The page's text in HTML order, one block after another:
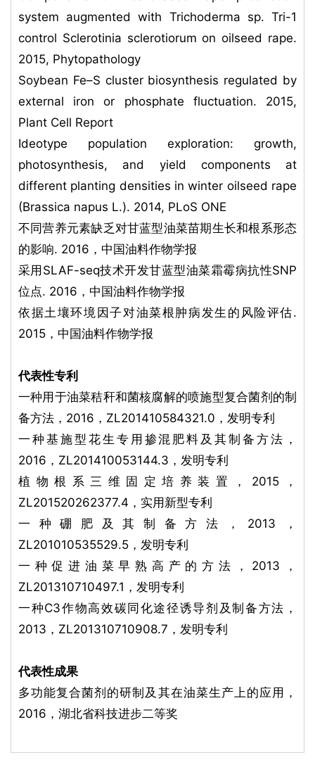
system augmented with Trichoderma sp. Tri-1
control Sclerotinia sclerotiorum on oilseed rape.
2015, Phytopathology
Soybean Fe–S cluster biosynthesis regulated by
external iron or phosphate fluctuation. 2015,
Plant Cell Report
Ideotype population exploration: growth,
photosynthesis, and yield components at
different planting densities in winter oilseed rape
(Brassica napus L.). 2014, PLoS ONE
不同营养元素缺乏对甘蓝型油菜苗期生长和根系形态
的影响. 2016，中国油料作物学报
采用SLAF-seq技术开发甘蓝型油菜霜霉病抗性SNP
位点. 2016，中国油料作物学报
依据土壤环境因子对油菜根肿病发生的风险评估.
2015，中国油料作物学报
代表性专利
一种用于油菜秸秆和菌核腐解的喷施型复合菌剂的制
备方法，2016，ZL201410584321.0，发明专利
一种基施型花生专用掺混肥料及其制备方法，
2016，ZL201410053144.3，发明专利
植物根系三维固定培养装置，2015，
ZL201520262377.4，实用新型专利
一种硼肥及其制备方法，2013，
ZL201010535529.5，发明专利
一种促进油菜早熟高产的方法，2013，
ZL201310710497.1，发明专利
一种C3作物高效碳同化途径诱导剂及制备方法，
2013，ZL201310710908.7，发明专利
代表性成果
多功能复合菌剂的研制及其在油菜生产上的应用，
2016，湖北省科技进步二等奖